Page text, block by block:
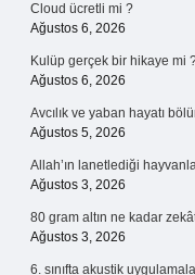
Cloud ücretli mi ?
Ağustos 6, 2026
Kulüp gerçek bir hikaye mi
Ağustos 6, 2026
Avcılık ve yaban hayatı
Ağustos 5, 2026
Allah’ın lanetlediği
Ağustos 3, 2026
80 gram altın ne kadar
Ağustos 3, 2026
6. sınıfta akustik